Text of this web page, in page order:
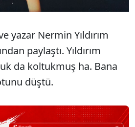
yazar Nermin Yıldırım
paylaştı. Yıldırım
da koltukmuş ha. Bana
düştü.